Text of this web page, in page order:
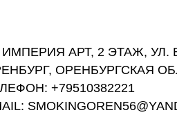
ИМПЕРИЯ АРТ, 2 ЭТАЖ, УЛ.
ОРЕНБУРГСКАЯ
+79510382221